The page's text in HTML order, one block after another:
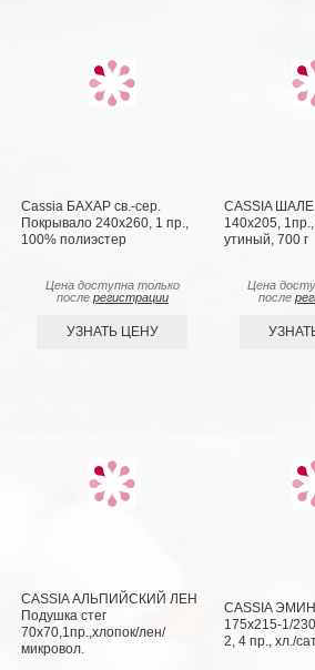
Cassia БАХАР св.-сер.
Покрывало 240х260, 1 пр.,
100% полиэстер
Цена доступна только
после регистрации
УЗНАТЬ ЦЕНУ
CASSIA
140х205, 1пр.,
утиный, 700 г
Цена
после
CASSIA АЛЬПИЙСКИЙ ЛЕН
Подушка стег
70х70,1пр.,хлопок/лен/
микровол.
CASSIA
175х215-1/
2, 4 пр., хл./